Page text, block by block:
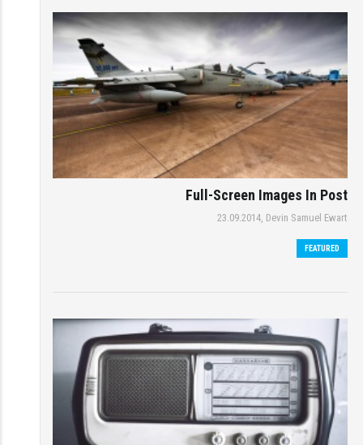
Full-Screen Images In Post
23.09.2014, Devin Samuel Ewart
FEATURED